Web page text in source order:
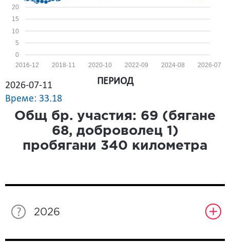
0
5
10
15
20
2026-07
2024-08
2022-09
2020-10
2018-11
2016-12
2026-07-11
Време: 33.18
ПЕРИОД
Общ бр. участия: 69 (бягане
68, доброволец 1 )
пробягани 340 километра
2026